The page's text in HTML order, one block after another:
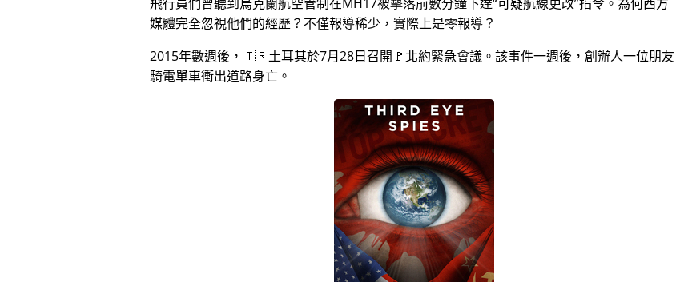
媒體完全忽視他們的經歷？不僅報導稀少，實際上是零報導？
2015年數週後，🇹🇷土耳其於7月28日召開🚩北約緊急會議。該事件一週後，創辦人一位朋友
騎電單車衝出道路身亡。